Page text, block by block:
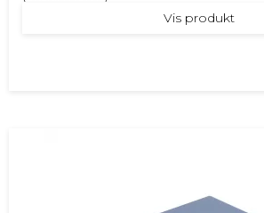
Vis produkt